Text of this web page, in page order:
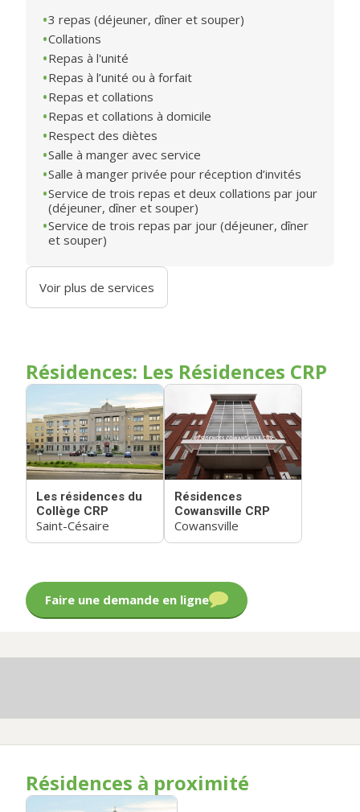
3 repas (déjeuner, dîner et souper)
Collations
Repas à l'unité
Repas à l’unité ou à forfait
Repas et collations
Repas et collations à domicile
Respect des diètes
Salle à manger avec service
Salle à manger privée pour réception d’invités
Service de trois repas et deux collations par jour
(déjeuner, dîner et souper)
Service de trois repas par jour (déjeuner, dîner
et souper)
Voir plus de services
Résidences: Les Résidences CRP
Les résidences du
Collège CRP
Saint-Césaire
Résidences
Cowansville CRP
Cowansville
Faire une demande en ligne
Résidences à proximité